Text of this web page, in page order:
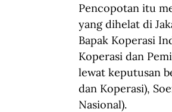
Pencopotan itu
yang dihelat di
Bapak Koperasi
Koperasi dan
lewat keputusan
dan Koperasi),
Nasional).